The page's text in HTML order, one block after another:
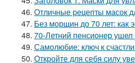
46. Отличные рецепты масок
47. Без морщин до 70 лет: как
48. 70-Летний пенсионер
49. Самолюбие: ключ к
50. Откройте для себя силу